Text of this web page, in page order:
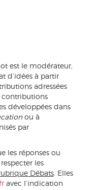
est le modérateur,
d’idées à partir
adressées
contributions
développées dans
ou à
par
les réponses ou
les
Débats. Elles
avec l’indication